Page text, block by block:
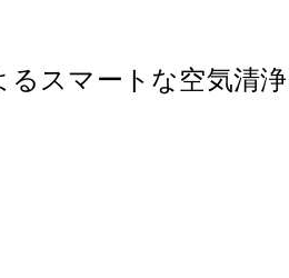
るスマートな空気清浄